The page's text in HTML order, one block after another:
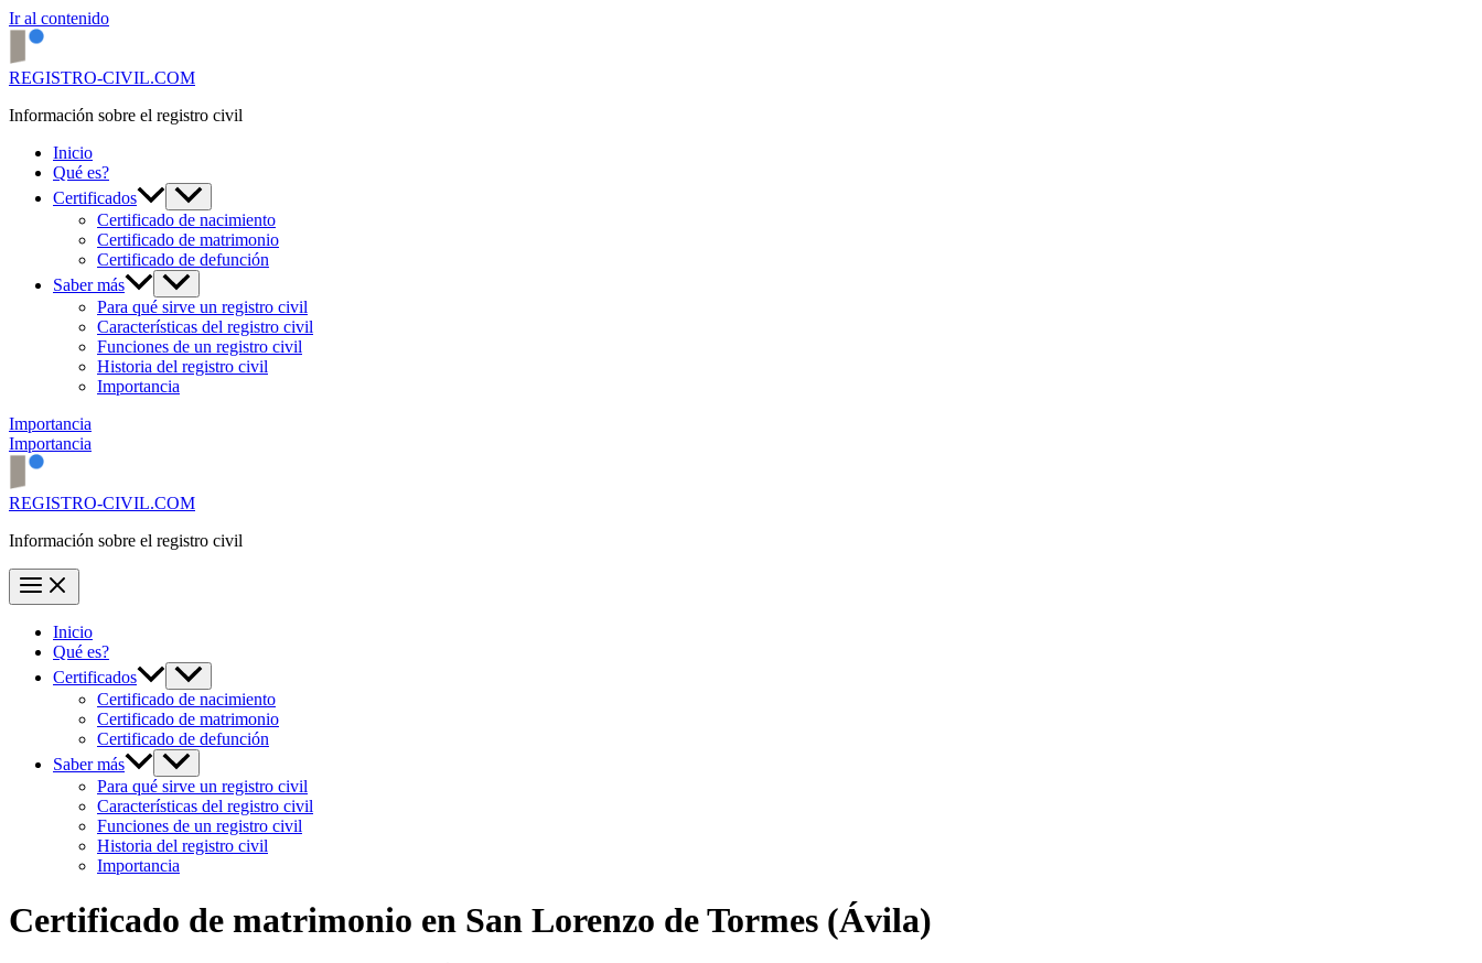
Ir al contenido
REGISTRO-CIVIL.COM
Información sobre el registro civil
Inicio
Qué es?
Certificados
Certificado de nacimiento
Certificado de matrimonio
Certificado de defunción
Saber más
Para qué sirve un registro civil
Características del registro civil
Funciones de un registro civil
Historia del registro civil
Importancia
Importancia
Importancia
REGISTRO-CIVIL.COM
Información sobre el registro civil
Inicio
Qué es?
Certificados
Certificado de nacimiento
Certificado de matrimonio
Certificado de defunción
Saber más
Para qué sirve un registro civil
Características del registro civil
Funciones de un registro civil
Historia del registro civil
Importancia
Certificado de matrimonio en San Lorenzo de Tormes (Ávila)